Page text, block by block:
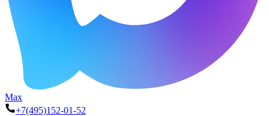
Max
+7(495)152-01-52